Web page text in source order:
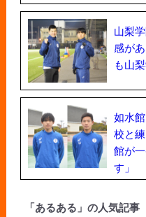
山梨
感が
も山
如水
校と
館が
す」
「あるある」の人気記事